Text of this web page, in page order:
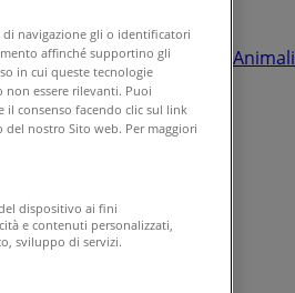
BenessereInfanzia e giochi Animali
navigazione gli o identificatori
affinché supportino gli
in cui queste tecnologie
essere rilevanti. Puoi
il consenso facendo clic sul link
nostro Sito web. Per maggiori
dispositivo ai fini
e contenuti personalizzati,
sviluppo di servizi.